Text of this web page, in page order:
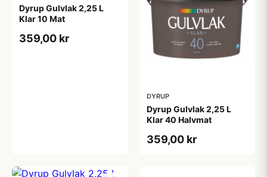
Dyrup Gulvlak 2,25 L
Klar 10 Mat
359,00 kr
DYRUP
Dyrup Gulvlak 2,25 L
Klar 40 Halvmat
359,00 kr